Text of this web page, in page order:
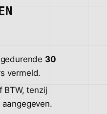
30
vermeld.
BTW, tenzij